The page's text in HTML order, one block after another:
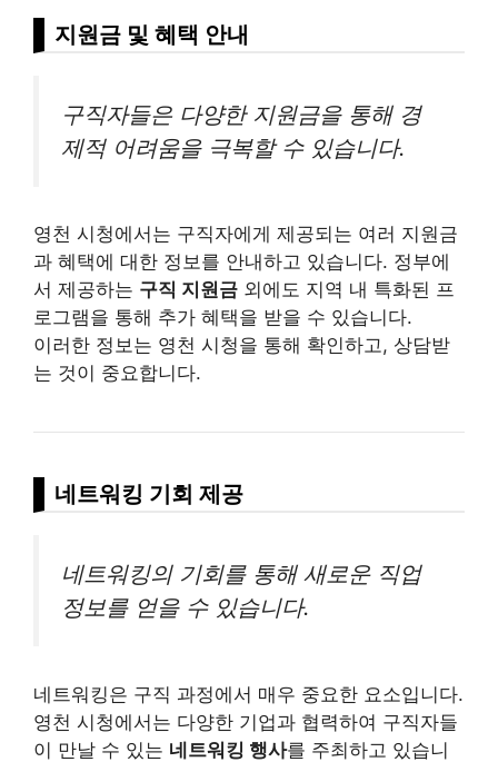
지원금 및 혜택 안내
구직자들은 다양한 지원금을 통해 경
제적 어려움을 극복할 수 있습니다.
영천 시청에서는 구직자에게 제공되는 여러 지원금
과 혜택에 대한 정보를 안내하고 있습니다. 정부에
서 제공하는 구직 지원금 외에도 지역 내 특화된 프
로그램을 통해 추가 혜택을 받을 수 있습니다.
이러한 정보는 영천 시청을 통해 확인하고, 상담받
는 것이 중요합니다.
네트워킹 기회 제공
네트워킹의 기회를 통해 새로운 직업
정보를 얻을 수 있습니다.
네트워킹은 구직 과정에서 매우 중요한 요소입니다.
영천 시청에서는 다양한 기업과 협력하여 구직자들
이 만날 수 있는 네트워킹 행사를 주최하고 있습니